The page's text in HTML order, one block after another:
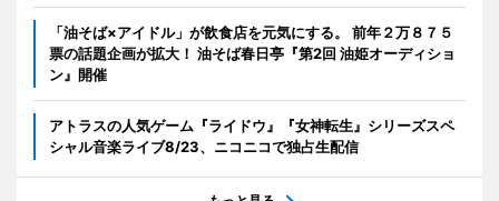
「油そば×アイドル」が飲食店を元気にする。 前年２万８７５
票の話題企画が拡大！ 油そば春日亭『第2回 油姫オーディショ
ン』開催
アトラスの人気ゲーム『ライドウ』『女神転生』シリーズスペ
シャル音楽ライブ8/23、ニコニコで独占生配信